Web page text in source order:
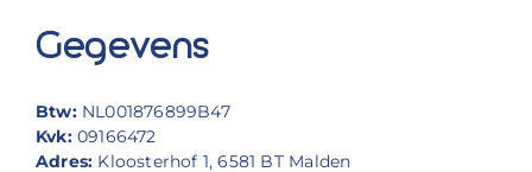
Gegevens
Btw: NL001876899B47
Kvk:09166472
Adres: Kloosterhof 1, 6581 BT Malden